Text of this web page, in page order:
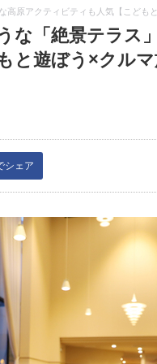
原アクティビティも人気【こども
な「絶景テラス
と遊ぼう×クルマ
シェア